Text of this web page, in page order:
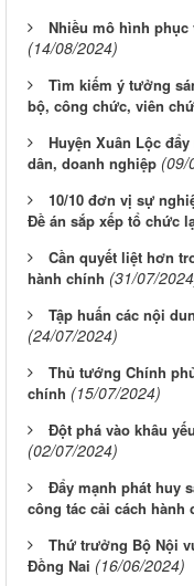
Nhiều mô hình
(14/08/2024)
Tìm kiếm ý tưởng
bộ, công chức, viên
Huyện Xuân Lộc
dân, doanh nghiệp (09/
10/10 đơn vị sự
Đề án sắp xếp tổ chức
Cần quyết liệt hơn
hành chính (31/07/
Tập huấn các nội
(24/07/2024)
Thủ tướng Chính
chính (15/07/2024)
Đột phá vào khâu
(02/07/2024)
Đẩy mạnh phát huy
công tác cải cách hành
Thứ trưởng Bộ Nội
Đồng Nai (16/06/2024)